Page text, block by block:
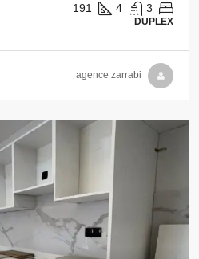
3
4
191
DUPLEX
agence zarrabi